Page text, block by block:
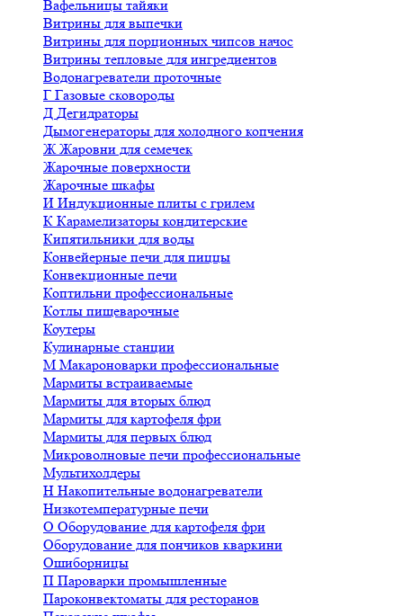
Вафельницы тайяки
Витрины для выпечки
Витрины для порционных чипсов начос
Витрины тепловые для ингредиентов
Водонагреватели проточные
Г Газовые сковороды
Д Дегидраторы
Дымогенераторы для холодного копчения
ЖЖаровни для семечек
Жарочные поверхности
Жарочные шкафы
И Индукционные плиты с грилем
К Карамелизаторы кондитерские
Кипятильники для воды
Конвейерные печи для пиццы
Конвекционные печи
Коптильни профессиональные
Котлы пищеварочные
Коутеры
Кулинарные станции
М Макароноварки профессиональные
Мармиты встраиваемые
Мармиты для вторых блюд
Мармиты для картофеля фри
Мармиты для первых блюд
Микроволновые печи профессиональные
Мультихолдеры
Н Накопительные водонагреватели
Низкотемпературные печи
О Оборудование для картофеля фри
Оборудование для пончиков кваркини
Ошиборницы
П Пароварки промышленные
Пароконвектоматы для ресторанов